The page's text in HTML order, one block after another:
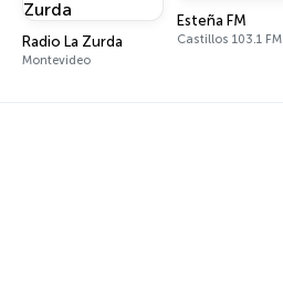
Radio La Zurda
Montevideo
Esteña FM
Castillos 103.1 FM